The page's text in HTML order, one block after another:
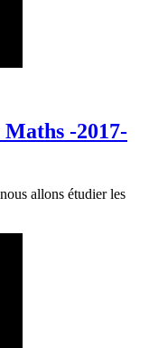
-2017-
allons étudier les